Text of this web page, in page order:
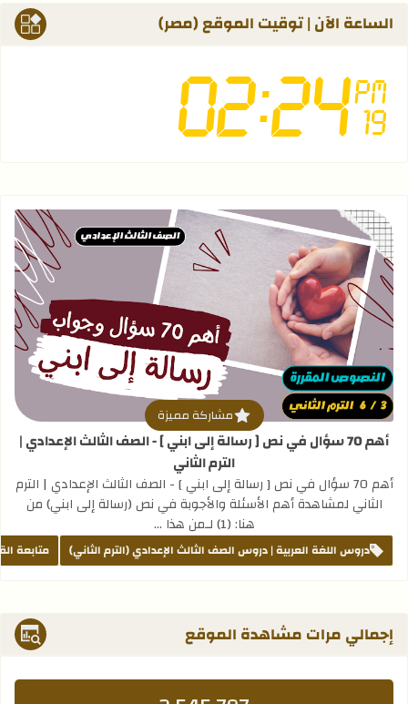
الساعة الآن | توقيت الموقع (مصر)
قراءة المزيد عن أهم 70 سؤال في نص [ رسالة إلى ابني ] - الصف الثالث الإعدادي | الترم الثاني
مشاركة مميزة
أهم 70 سؤال في نص [ رسالة إلى ابني ] - الصف الثالث الإعدادي |
الترم الثاني
أهم 70 سؤال في نص [ رسالة إلى ابني ] - الصف الثالث الإعدادي | الترم
الثاني لمشاهدة أهم الأسئلة والأجوبة في نص (رسالة إلى ابني) من
هنا: (1) لـمن هذا …
دروس اللغة العربية | دروس الصف الثالث الإعدادي (الترم الثاني) متابعة
إجمالي مرات مشاهدة الموقع